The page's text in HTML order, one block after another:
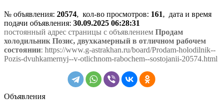
№ объявления: 20574, кол-во просмотров: 161, дата и время
подачи объявления: 30.09.2025 06:28:31
постоянный адрес страницы с объявлением Продам
холодильник Позис, двухкамерный в отличном рабочем
состоянии: https://www.g-astrakhan.ru/board/Prodam-holodilnik--
Pozis-dvuhkamernyj--v-otlichnom-rabochem--sostojanii-20574.html
Объявления